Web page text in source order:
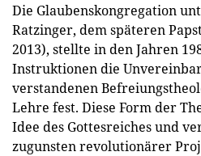
Die Glaubenskongregation
Ratzinger, dem späteren
2013), stellte in den Jahren
Instruktionen die
verstandenen
Lehre fest. Diese Form der
Idee des Gottesreiches und
zugunsten revolutionärer